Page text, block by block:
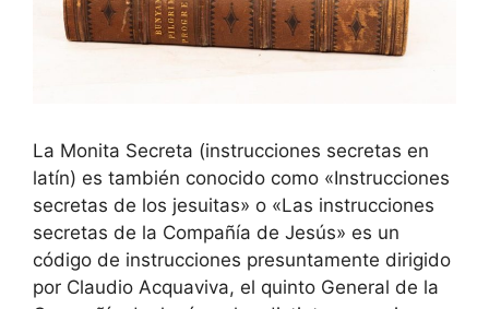
La Monita Secreta (instrucciones secretas en
latín) es también conocido como «Instrucciones
secretas de los jesuitas» o «Las instrucciones
secretas de la Compañía de Jesús» es un
código de instrucciones presuntamente dirigido
por Claudio Acquaviva, el quinto General de la